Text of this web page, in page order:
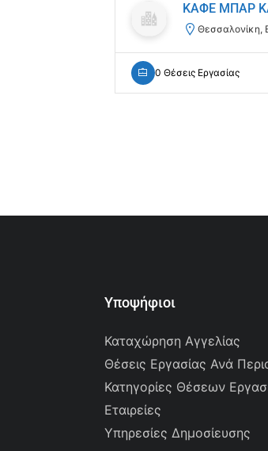
ΚΑΦΕ ΜΠΑΡ
Θεσσαλονίκη,
0 Θέσεις Εργασίας
Υποψήφιοι
Καταχώρηση Αγγελίας
Θέσεις Εργασίας Ανά
Κατηγορίες Θέσεων
Εταιρείες
Υπηρεσίες Δημοσίευσης